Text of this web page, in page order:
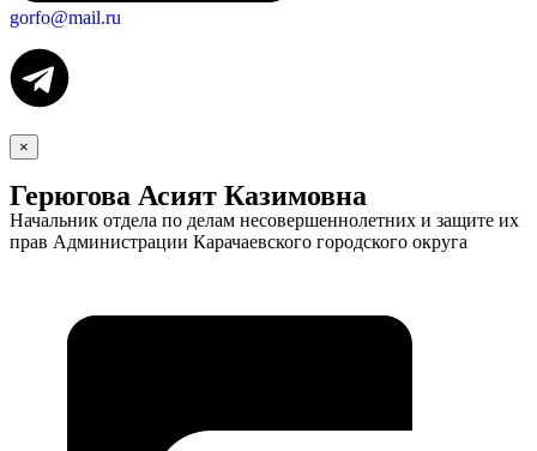
gorfo@mail.ru
×
Герюгова Асият Казимовна
Начальник отдела по делам несовершеннолетних и защите их
прав Администрации Карачаевского городского округа